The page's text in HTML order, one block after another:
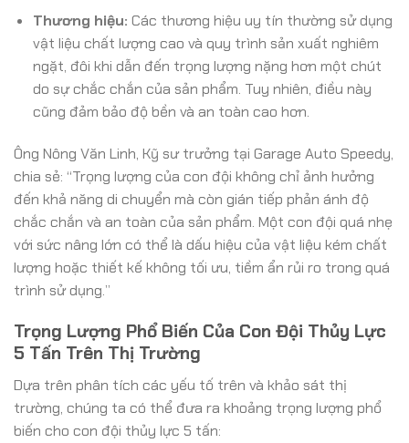
Thương hiệu: Các thương hiệu uy tín thường sử dụng
vật liệu chất lượng cao và quy trình sản xuất nghiêm
ngặt, đôi khi dẫn đến trọng lượng nặng hơn một chút
do sự chắc chắn của sản phẩm. Tuy nhiên, điều này
cũng đảm bảo độ bền và an toàn cao hơn.
Ông Nông Văn Linh, Kỹ sư trưởng tại Garage Auto Speedy,
chia sẻ: “Trọng lượng của con đội không chỉ ảnh hưởng
đến khả năng di chuyển mà còn gián tiếp phản ánh độ
chắc chắn và an toàn của sản phẩm. Một con đội quá nhẹ
với sức nâng lớn có thể là dấu hiệu của vật liệu kém chất
lượng hoặc thiết kế không tối ưu, tiềm ẩn rủi ro trong quá
trình sử dụng.”
Trọng Lượng Phổ Biến Của Con Đội Thủy Lực
5 Tấn Trên Thị Trường
Dựa trên phân tích các yếu tố trên và khảo sát thị
trường, chúng ta có thể đưa ra khoảng trọng lượng phổ
biến cho con đội thủy lực 5 tấn: